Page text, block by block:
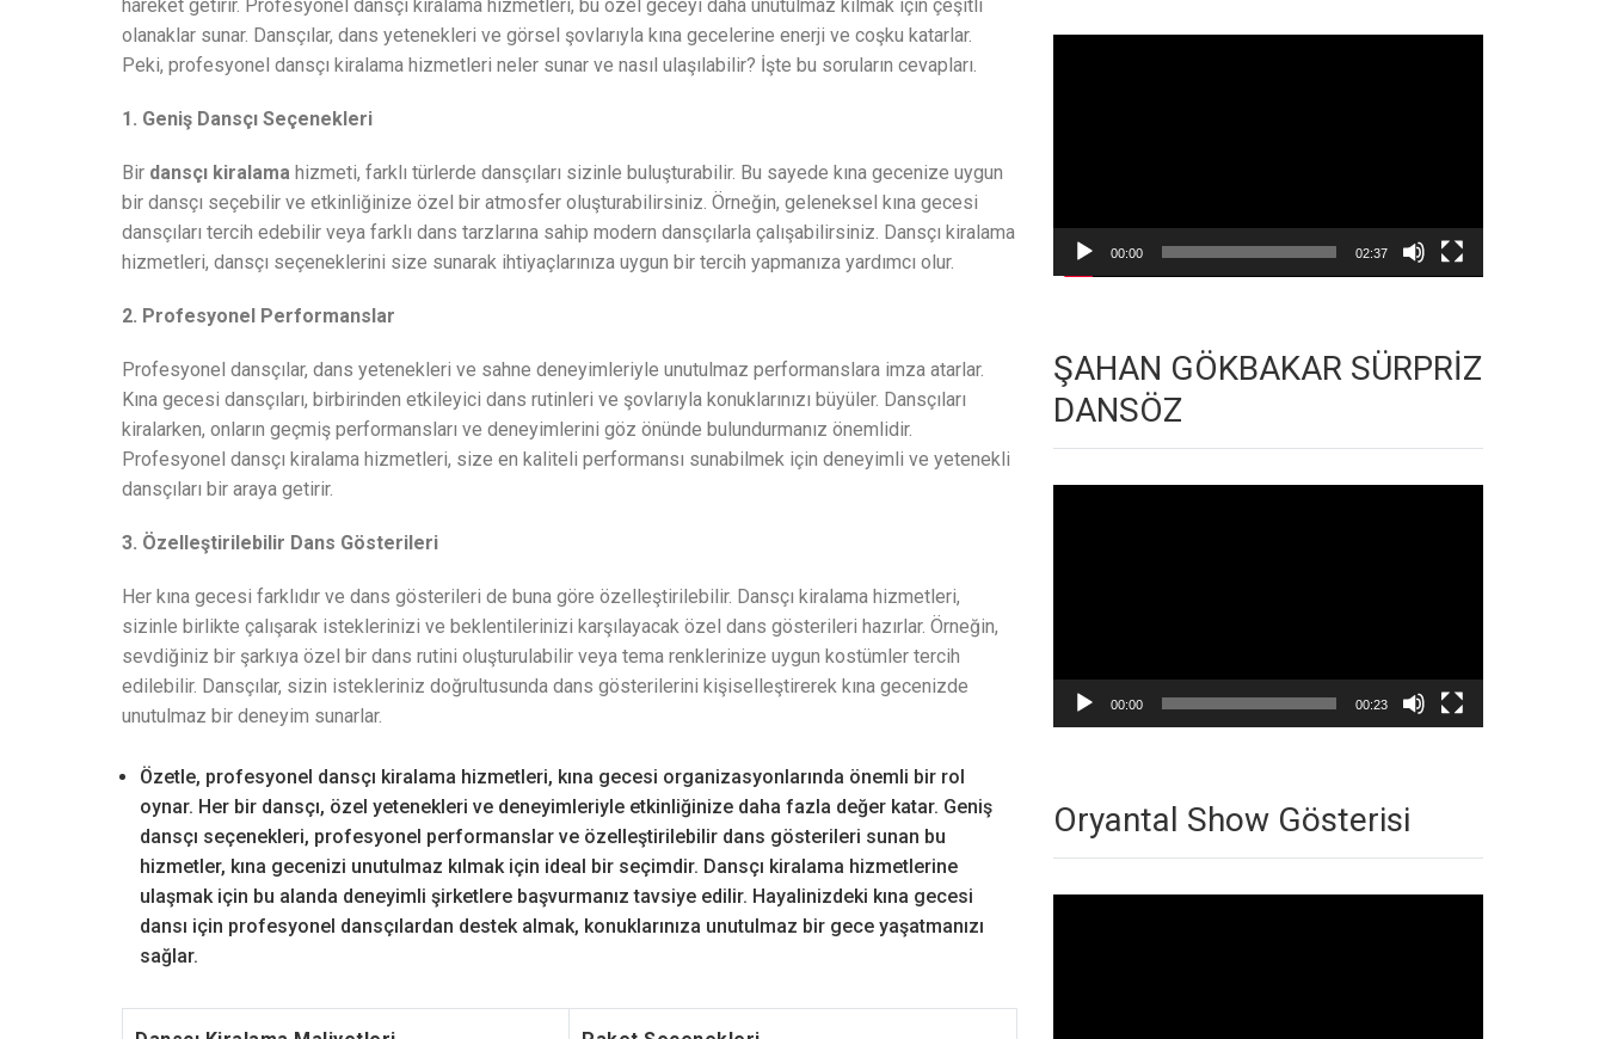
hareket getirir. Profesyonel dansçı kiralama hizmetleri, bu özel geceyi daha unutulmaz kılmak için çeşitli
olanaklar sunar. Dansçılar, dans yetenekleri ve görsel şovlarıyla kına gecelerine enerji ve coşku katarlar.
Peki, profesyonel dansçı kiralama hizmetleri neler sunar ve nasıl ulaşılabilir? İşte bu soruların cevapları.
1. Geniş Dansçı Seçenekleri
Bir dansçı kiralama hizmeti, farklı türlerde dansçıları sizinle buluşturabilir. Bu sayede kına gecenize uygun
bir dansçı seçebilir ve etkinliğinize özel bir atmosfer oluşturabilirsiniz. Örneğin, geleneksel kına gecesi
dansçıları tercih edebilir veya farklı dans tarzlarına sahip modern dansçılarla çalışabilirsiniz. Dansçı kiralama
hizmetleri, dansçı seçeneklerini size sunarak ihtiyaçlarınıza uygun bir tercih yapmanıza yardımcı olur.
2. Profesyonel Performanslar
Profesyonel dansçılar, dans yetenekleri ve sahne deneyimleriyle unutulmaz performanslara imza atarlar.
Kına gecesi dansçıları, birbirinden etkileyici dans rutinleri ve şovlarıyla konuklarınızı büyüler. Dansçıları
kiralarken, onların geçmiş performansları ve deneyimlerini göz önünde bulundurmanız önemlidir.
Profesyonel dansçı kiralama hizmetleri, size en kaliteli performansı sunabilmek için deneyimli ve yetenekli
dansçıları bir araya getirir.
3. Özelleştirilebilir Dans Gösterileri
Her kına gecesi farklıdır ve dans gösterileri de buna göre özelleştirilebilir. Dansçı kiralama hizmetleri,
sizinle birlikte çalışarak isteklerinizi ve beklentilerinizi karşılayacak özel dans gösterileri hazırlar. Örneğin,
sevdiğiniz bir şarkıya özel bir dans rutini oluşturulabilir veya tema renklerinize uygun kostümler tercih
edilebilir. Dansçılar, sizin istekleriniz doğrultusunda dans gösterilerini kişiselleştirerek kına gecenizde
unutulmaz bir deneyim sunarlar.
Özetle, profesyonel dansçı kiralama hizmetleri, kına gecesi organizasyonlarında önemli bir rol
oynar. Her bir dansçı, özel yetenekleri ve deneyimleriyle etkinliğinize daha fazla değer katar. Geniş
dansçı seçenekleri, profesyonel performanslar ve özelleştirilebilir dans gösterileri sunan bu
hizmetler, kına gecenizi unutulmaz kılmak için ideal bir seçimdir. Dansçı kiralama hizmetlerine
ulaşmak için bu alanda deneyimli şirketlere başvurmanız tavsiye edilir. Hayalinizdeki kına gecesi
dansı için profesyonel dansçılardan destek almak, konuklarınıza unutulmaz bir gece yaşatmanızı
sağlar.
00:00 02:37
ŞAHAN GÖKBAKAR SÜRPRİZ
DANSÖZ
00:00 00:23
Oryantal Show Gösterisi